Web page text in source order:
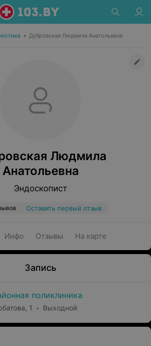
• Дубровская Людмила Анатольевна
Людмила
Анатольевна
Эндоскопист
Оставить первый отзыв
Инфо Отзывы На карте
Запись
поликлиника
1 Выходной